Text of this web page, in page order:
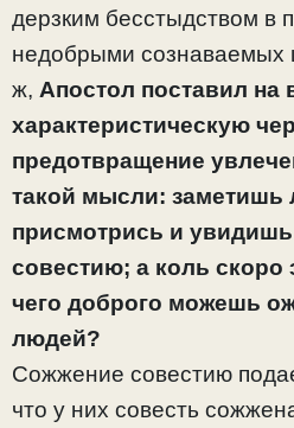
дерзким бесстыдством в
недобрыми сознаваемых
ж, Апостол поставил на
характеристическую
предотвращение
такой мысли: заметишь
присмотрись и
совестию; а коль скоро
чего доброго можешь
людей?
Сожжение совестию
что у них совесть